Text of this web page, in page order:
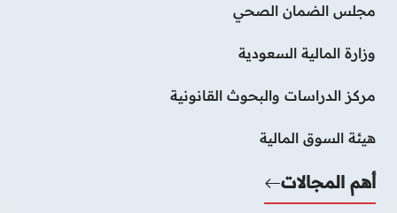
مجلس الضمان الصحي
وزارة المالية السعودية
مركز الدراسات والبحوث القانونية
هيئة السوق المالية
أهم المجالات